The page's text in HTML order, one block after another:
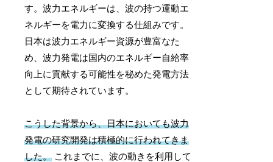
す。波力エネルギーは、波の持つ運動エ
ネルギーを電力に変換する仕組みです。
日本は波力エネルギー資源が豊富なた
め、波力発電は国内のエネルギー自給率
向上に貢献する可能性を秘めた発電方法
として期待されています。
こうした背景から、日本においても波力
発電の研究開発は積極的に行われてきま
した。 これまでに、波の動きを利用して